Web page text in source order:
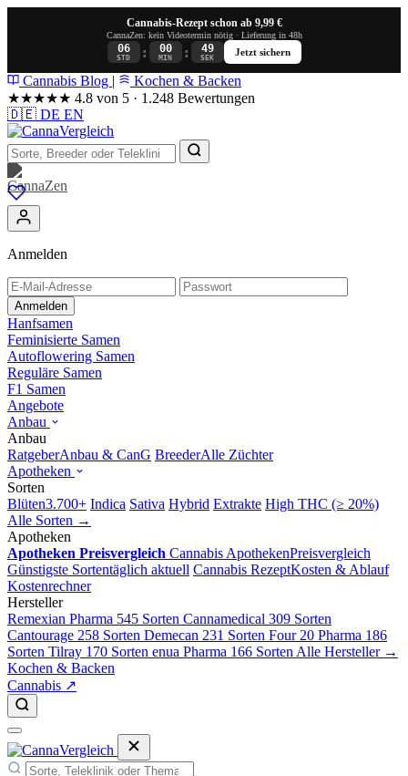
Cannabis-Rezept schon ab 9,99 €
CannaZen: kein Videotermin nötig · Lieferung in 48h
06
STD : 00
MIN : 48
SEK
Jetzt sichern
Cannabis Blog |
Kochen & Backen
★★★★★ 4.8 von 5 · 1.248 Bewertungen
🇩🇪 DE EN
Anmelden
Anmelden
Hanfsamen
Feminisierte Samen
Autoflowering Samen
Reguläre Samen
F1 Samen
Angebote
Anbau
Anbau
RatgeberAnbau & CanG BreederAlle Züchter
Apotheken
Sorten
Blüten3.700+ Indica Sativa Hybrid Extrakte High THC (≥ 20%)
Alle Sorten →
Apotheken
Apotheken Preisvergleich Cannabis ApothekenPreisvergleich
Günstigste Sortentäglich aktuell Cannabis RezeptKosten & Ablauf
Kostenrechner
Hersteller
Remexian Pharma 545 Sorten Cannamedical 309 Sorten
Cantourage 258 Sorten Demecan 231 Sorten Four 20 Pharma 186
Sorten Tilray 170 Sorten enua Pharma 166 Sorten Alle Hersteller →
Kochen & Backen
Cannabis ↗